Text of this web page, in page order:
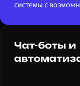
системы с
Чат-боты и